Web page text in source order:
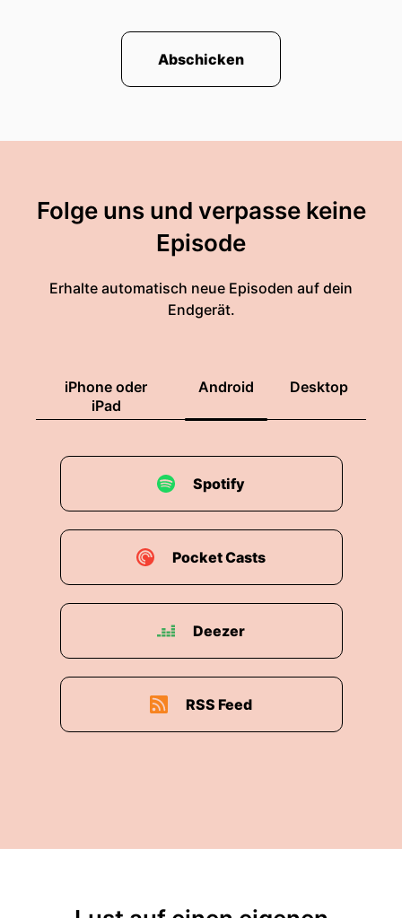
Abschicken
Folge uns und verpasse keine
Episode
Erhalte automatisch neue Episoden auf dein
Endgerät.
iPhone oder
iPad
Android Desktop
Spotify
Pocket Casts
Deezer
RSS Feed